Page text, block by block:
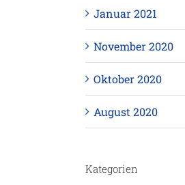
Januar 2021
November 2020
Oktober 2020
August 2020
Kategorien